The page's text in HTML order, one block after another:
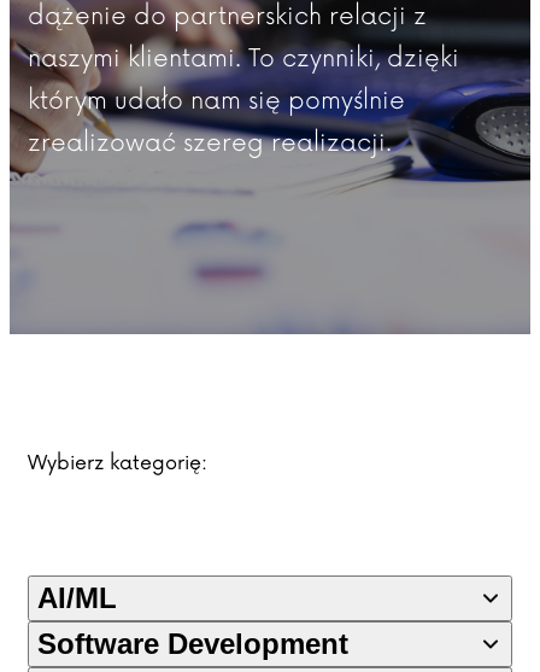
dążenie do partnerskich relacji z
naszymi klientami. To czynniki, dzięki
którym udało nam się pomyślnie
zrealizować szereg realizacji.
Wybierz kategorię:
AI/ML
Software Development